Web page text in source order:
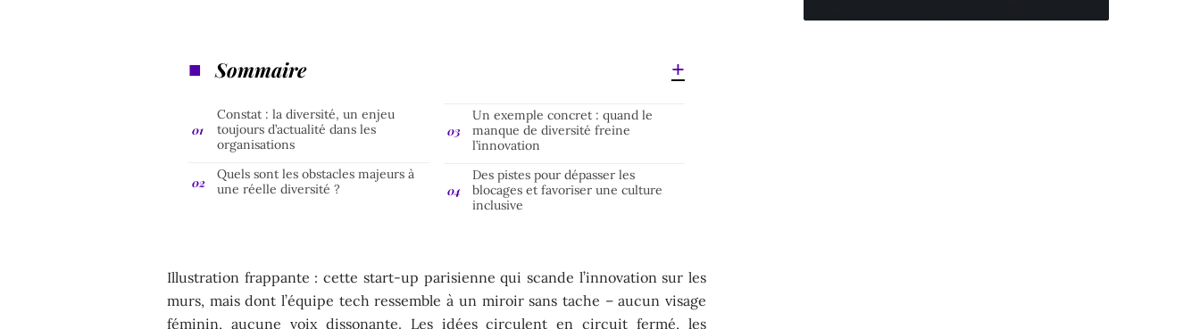
Sommaire
Constat : la diversité, un enjeu
toujours d’actualité dans les
organisations
Quels sont les obstacles majeurs à
une réelle diversité ?
Un exemple concret : quand le
manque de diversité freine
l’innovation
Des pistes pour dépasser les
blocages et favoriser une culture
inclusive
Illustration frappante : cette start-up parisienne qui scande l’innovation sur les
murs, mais dont l’équipe tech ressemble à un miroir sans tache – aucun visage
féminin, aucune voix dissonante. Les idées circulent en circuit fermé, les